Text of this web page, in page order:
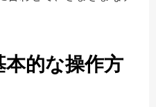
的な操作方